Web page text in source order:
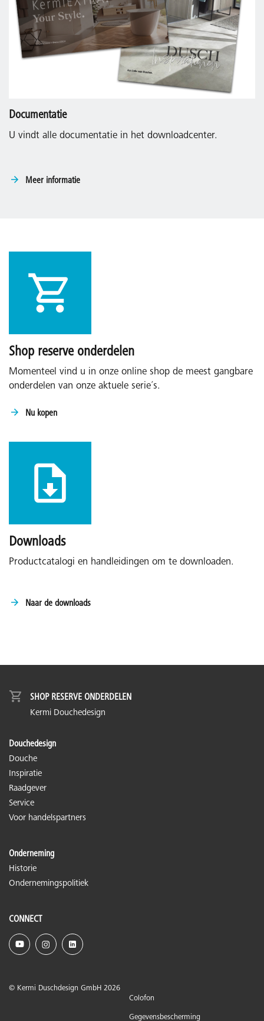
Documentatie
U vindt alle documentatie in het downloadcenter.
Meer informatie
Shop reserve onderdelen
Momenteel vind u in onze online shop de meest gangbare
onderdelen van onze aktuele serie´s.
Nu kopen
Downloads
Productcatalogi en handleidingen om te downloaden.
Naar de downloads
SHOP RESERVE ONDERDELEN
Kermi Douchedesign
Douchedesign
Douche
Inspiratie
Raadgever
Service
Voor handelspartners
Onderneming
Historie
Ondernemingspolitiek
CONNECT
© Kermi Duschdesign GmbH 2026
Colofon
Gegevensbescherming